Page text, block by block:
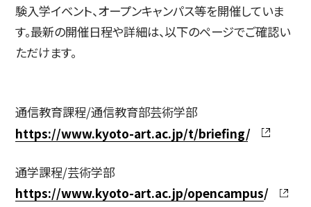
験入学イベント、オープンキャンパス等を開催していま
す。最新の開催日程や詳細は、以下のページでご確認い
ただけます。
通信教育課程/通信教育部芸術学部
https://www.kyoto-art.ac.jp/t/briefing/
通学課程/芸術学部
https://www.kyoto-art.ac.jp/opencampus/